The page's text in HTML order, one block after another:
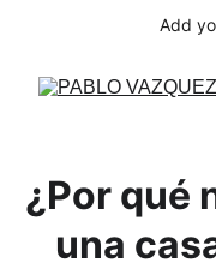
Add
¿Por qué
una